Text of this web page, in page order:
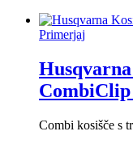
Primerjaj
CombiClip
Combi kosišče s